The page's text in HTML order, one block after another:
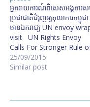
អ្នក​រាយការណ៍​ពិសេស​អង្គការ​
ប្រជាជាតិ​ជំរុញ​ឲ្យ​តុលាការ​កម្ពុជា​
មាន​ឯករាជ្យ UN envoy
visit UN Rights Envoy
Calls For Stronger Rule
Law អ្នករាយការណ៍ពិសេស
អង្គការ​​សហប្រជាជាតិ​បន្តពិនិត្យ​
25/09/2015
Similar post